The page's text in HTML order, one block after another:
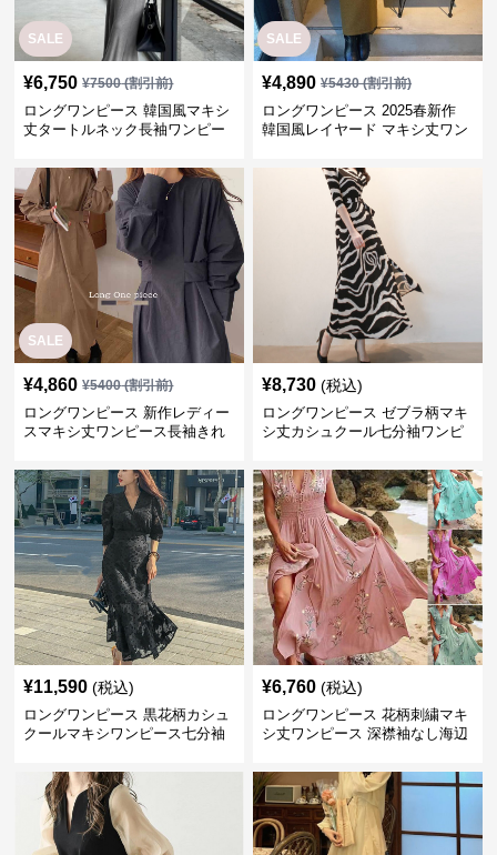
SALE
¥6,750 ¥7500(割引前)
ロングワンピース 韓国風マキシ
丈タートルネック長袖ワンピー
SALE
¥4,890 ¥5430(割引前)
ロングワンピース 2025春新作
韓国風レイヤード マキシ丈ワン
SALE
¥4,860 ¥5400(割引前)
ロングワンピース 新作レディー
スマキシ丈ワンピース長袖きれ
¥8,730 (税込)
ロングワンピース ゼブラ柄マキ
シ丈カシュクール七分袖ワンピ
¥11,590 (税込)
ロングワンピース 黒花柄カシュ
クールマキシワンピース七分袖
¥6,760 (税込)
ロングワンピース 花柄刺繍マキ
シ丈ワンピース 深襟袖なし海辺